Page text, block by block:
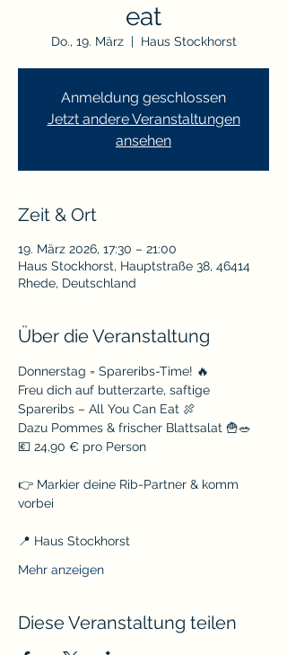
eat
Do., 19. März
  |
Haus Stockhorst
Anmeldung geschlossen
Jetzt andere Veranstaltungen
ansehen
Zeit & Ort
19. März 2026, 17:30 – 21:00
Haus Stockhorst, Hauptstraße 38, 46414
Rhede, Deutschland
Über die Veranstaltung
Donnerstag = Spareribs-Time! 🔥
Freu dich auf butterzarte, saftige
Spareribs – All You Can Eat 🍖
Dazu Pommes & frischer Blattsalat 🍟🥗
💶 24,90 € pro Person
👉 Markier deine Rib-Partner & komm
vorbei
📍 Haus Stockhorst
Mehr anzeigen
Diese Veranstaltung teilen